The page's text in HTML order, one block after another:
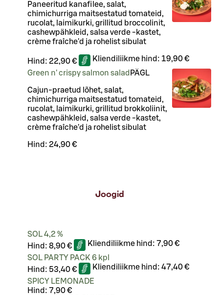
Paneeritud kanafilee, salat,
chimichurriga maitsestatud tomateid,
rucolat, laimikurki, grillitud broccolinit,
cashewpähkleid, salsa verde -kastet,
crème fraîche'd ja rohelist sibulat
Hind: 22,90 € Kliendiliikme hind: 19,90 €
Green n' crispy salmon salad PÄGL
Cajun-praetud lõhet, salat,
chimichurriga maitsestatud tomateid,
rucolat, laimikurki, grillitud brokkoliinit,
cashewpähkleid, salsa verde -kastet,
crème fraîche'd ja rohelist sibulat
Hind: 24,90 €
Joogid
SOL 4,2 %
Hind: 8,90 € Kliendiliikme hind: 7,90 €
SOL PARTY PACK 6 kpl
Hind: 53,40 € Kliendiliikme hind: 47,40 €
SPICY LEMONADE
Hind: 7,90 €